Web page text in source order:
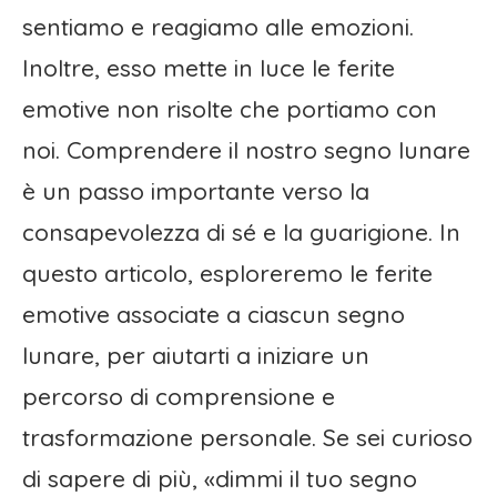
sentiamo e reagiamo alle emozioni.
Inoltre, esso mette in luce le ferite
emotive non risolte che portiamo con
noi. Comprendere il nostro segno lunare
è un passo importante verso la
consapevolezza di sé e la guarigione. In
questo articolo, esploreremo le ferite
emotive associate a ciascun segno
lunare, per aiutarti a iniziare un
percorso di comprensione e
trasformazione personale. Se sei curioso
di sapere di più, «dimmi il tuo segno